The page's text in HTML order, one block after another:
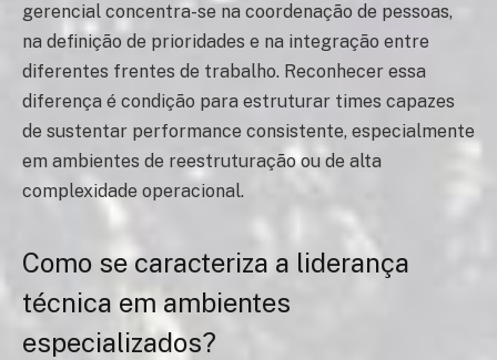
gerencial concentra-se na coordenação de pessoas,
na definição de prioridades e na integração entre
diferentes frentes de trabalho. Reconhecer essa
diferença é condição para estruturar times capazes
de sustentar performance consistente, especialmente
em ambientes de reestruturação ou de alta
complexidade operacional.
Como se caracteriza a liderança
técnica em ambientes
especializados?